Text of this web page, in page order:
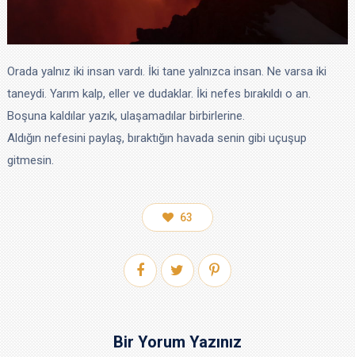
Orada yalnız iki insan vardı. İki tane yalnızca insan. Ne varsa iki
taneydi. Yarım kalp, eller ve dudaklar. İki nefes bırakıldı o an.
Boşuna kaldılar yazık, ulaşamadılar birbirlerine.
Aldığın nefesini paylaş, bıraktığın havada senin gibi uçuşup
gitmesin.
63
Bir Yorum Yazınız